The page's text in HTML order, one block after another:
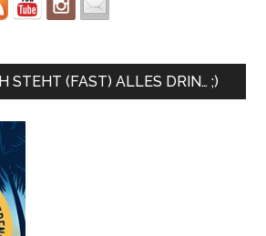
STEHT (FAST) ALLES DRIN… ;)